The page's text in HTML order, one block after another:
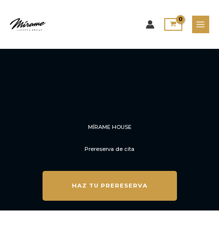
contenido
MÍRAME HOUSE
Prereserva de cita
HAZ TU PRERESERVA